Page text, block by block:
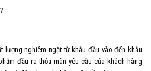
lượng nghiêm ngặt từ khâu đầu vào đến khâu
đầu ra thỏa mãn yêu cầu của khách hàng